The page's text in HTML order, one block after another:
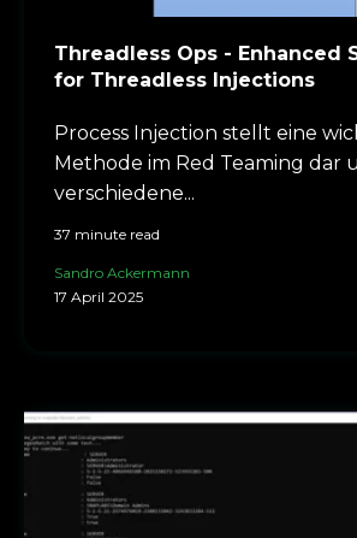
Threadless Ops - Enhanced
for Threadless Injections
Process Injection stellt eine
Methode im Red Teaming dar
verschiedene...
37 minute read
Sandro Ackermann
17 April 2025